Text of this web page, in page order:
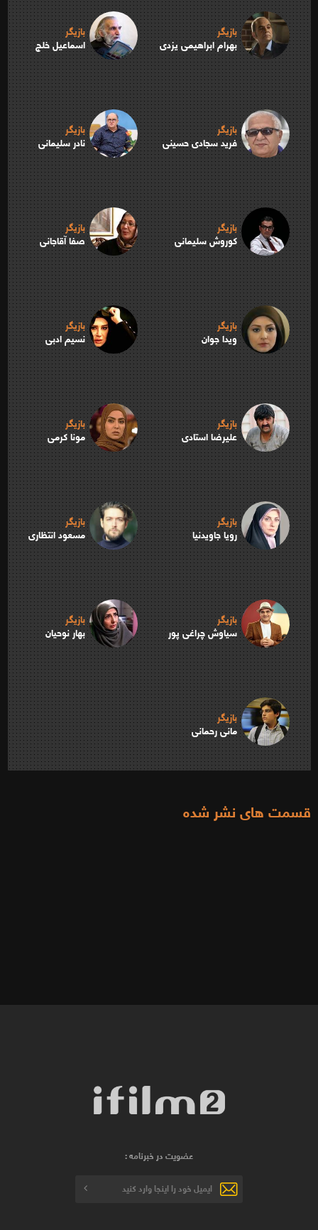
بازیگر
بهرام ابراهیمی یزدی
بازیگر
اسماعیل خلج
بازیگر
فرید سجادی حسینی
بازیگر
نادر سلیمانی
بازیگر
کوروش سلیمانی
بازیگر
صفا آقاجانی
بازیگر
ویدا جوان
بازیگر
نسیم ادبی
بازیگر
علیرضا استادی
بازیگر
مونا کرمی
بازیگر
رویا جاویدنیا
بازیگر
مسعود انتظاری
بازیگر
سیاوش چراغی پور
بازیگر
بهار نوحیان
بازیگر
مانی رحمانی
قسمت های نشر شده
عضویت در خبرنامه :